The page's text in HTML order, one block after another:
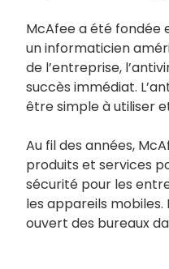
McAfee a été fondée
un informaticien
de l’entreprise,
succès immédiat.
être simple à utiliser
Au fil des années,
produits et services
sécurité pour les
les appareils
ouvert des bureaux